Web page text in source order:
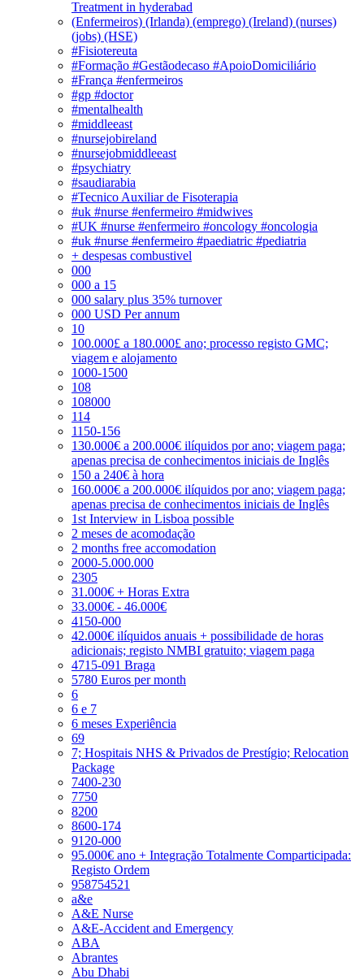
Treatment in hyderabad
(Enfermeiros) (Irlanda) (emprego) (Ireland) (nurses)
(jobs) (HSE)
#Fisiotereuta
#Formação #Gestãodecaso #ApoioDomiciliário
#França #enfermeiros
#gp #doctor
#mentalhealth
#middleeast
#nursejobireland
#nursejobmiddleeast
#psychiatry
#saudiarabia
#Tecnico Auxiliar de Fisoterapia
#uk #nurse #enfermeiro #midwives
#UK #nurse #enfermeiro #oncology #oncologia
#uk #nurse #enfermeiro #paediatric #pediatria
+ despesas combustivel
000
000 a 15
000 salary plus 35% turnover
000 USD Per annum
10
100.000£ a 180.000£ ano; processo registo GMC;
viagem e alojamento
1000-1500
108
108000
114
1150-156
130.000€ a 200.000€ ilíquidos por ano; viagem paga;
apenas precisa de conhecimentos iniciais de Inglês
150 a 240€ à hora
160.000€ a 200.000€ ilíquidos por ano; viagem paga;
apenas precisa de conhecimentos iniciais de Inglês
1st Interview in Lisboa possible
2 meses de acomodação
2 months free accomodation
2000-5.000.000
2305
31.000€ + Horas Extra
33.000€ - 46.000€
4150-000
42.000€ ilíquidos anuais + possibilidade de horas
adicionais; registo NMBI gratuito; viagem paga
4715-091 Braga
5780 Euros per month
6
6 e 7
6 meses Experiência
69
7; Hospitais NHS & Privados de Prestígio; Relocation
Package
7400-230
7750
8200
8600-174
9120-000
95.000€ ano + Integração Totalmente Comparticipada:
Registo Ordem
958754521
a&e
A&E Nurse
A&E-Accident and Emergency
ABA
Abrantes
Abu Dhabi